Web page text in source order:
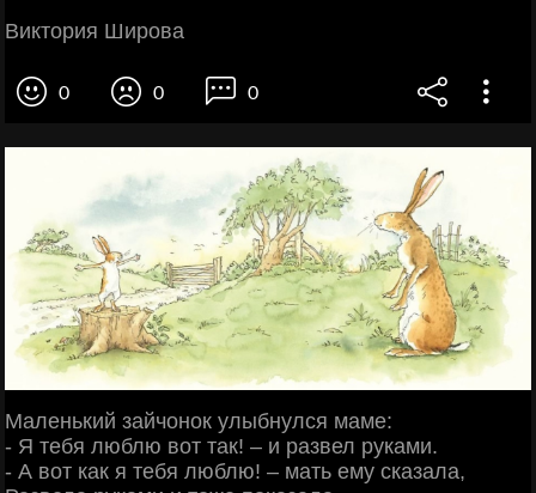
Виктория Широва
0 0 0
Маленький зайчонок улыбнулся маме:
- Я тебя люблю вот так! – и развел руками.
- А вот как я тебя люблю! – мать ему сказала,